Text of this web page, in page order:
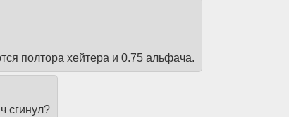
полтора хейтера и 0.75 альфача.
сгинул?